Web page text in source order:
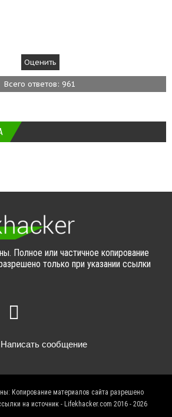
Всего ответов: 961
Полное или частичное копирование
только при указании ссылки
Написать сообщение
Копирование материалов сайта разрешено
на источник - Lifekhacker.com 2016 - 2026